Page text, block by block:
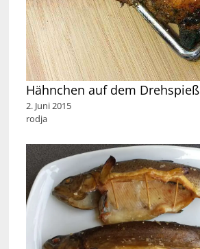
Hähnchen auf dem Drehspieß
2. Juni 2015
rodja